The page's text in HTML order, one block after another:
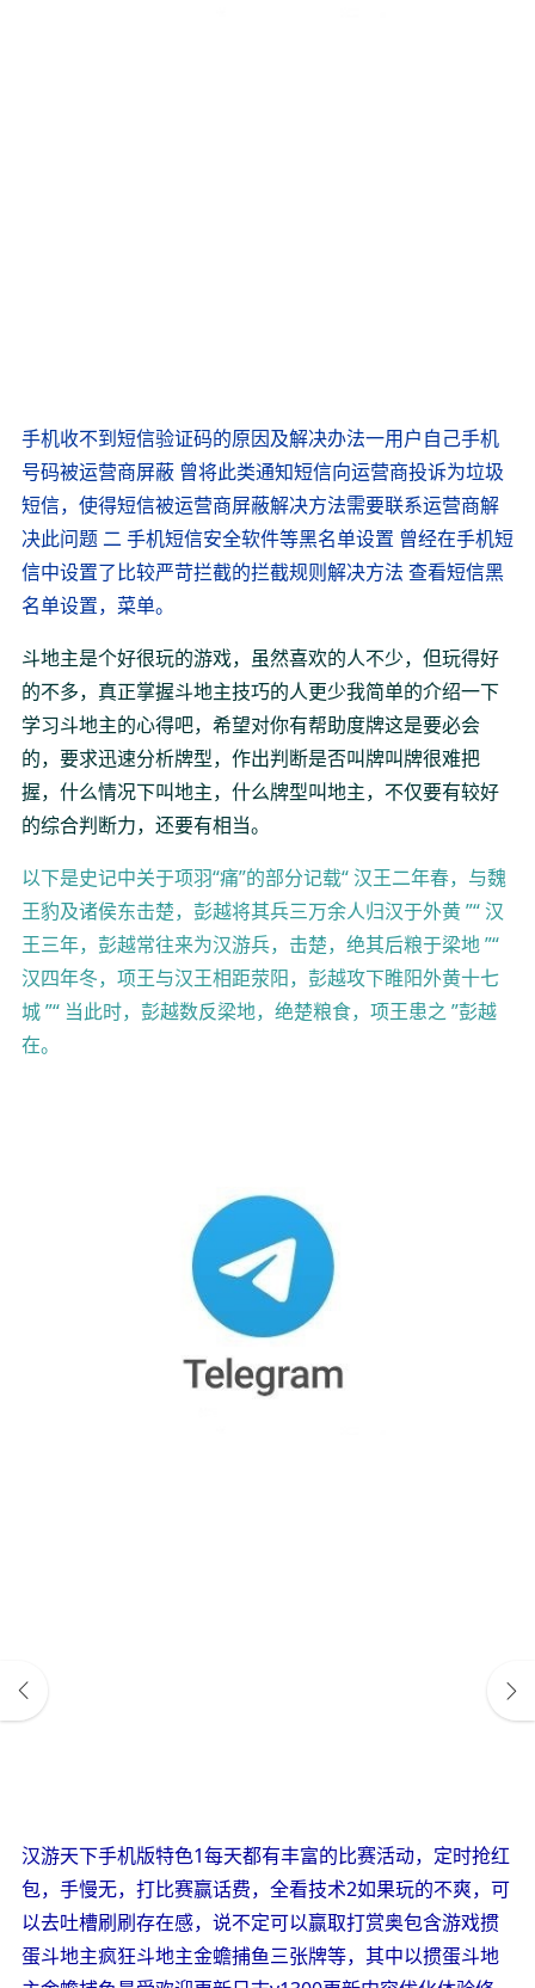
手机收不到短信验证码的原因及解决办法一用户自己手机
号码被运营商屏蔽 曾将此类通知短信向运营商投诉为垃圾
短信，使得短信被运营商屏蔽解决方法需要联系运营商解
决此问题 二 手机短信安全软件等黑名单设置 曾经在手机短
信中设置了比较严苛拦截的拦截规则解决方法 查看短信黑
名单设置，菜单。
斗地主是个好很玩的游戏，虽然喜欢的人不少，但玩得好
的不多，真正掌握斗地主技巧的人更少我简单的介绍一下
学习斗地主的心得吧，希望对你有帮助度牌这是要必会
的，要求迅速分析牌型，作出判断是否叫牌叫牌很难把
握，什么情况下叫地主，什么牌型叫地主，不仅要有较好
的综合判断力，还要有相当。
以下是史记中关于项羽“痛”的部分记载“ 汉王二年春，与魏
王豹及诸侯东击楚，彭越将其兵三万余人归汉于外黄 ”“ 汉
王三年，彭越常往来为汉游兵，击楚，绝其后粮于梁地 ”“
汉四年冬，项王与汉王相距荥阳，彭越攻下睢阳外黄十七
城 ”“ 当此时，彭越数反梁地，绝楚粮食，项王患之 ”彭越
在。
汉游天下手机版特色1每天都有丰富的比赛活动，定时抢红
包，手慢无，打比赛赢话费，全看技术2如果玩的不爽，可
以去吐槽刷刷存在感，说不定可以赢取打赏奥包含游戏掼
蛋斗地主疯狂斗地主金蟾捕鱼三张牌等，其中以掼蛋斗地